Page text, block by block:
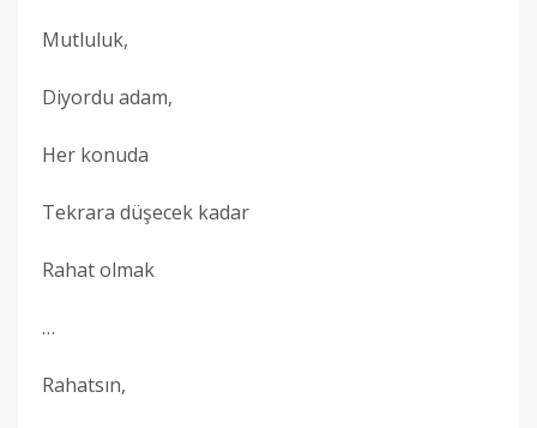
Mutluluk,
Diyordu adam,
Her konuda
Tekrara düşecek kadar
Rahat olmak
…
Rahatsın,